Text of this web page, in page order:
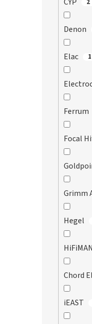
2
Denon
Elac 1
Ferrum
Focal
Grimm
Hegel
HiFiMAN
Chord
iEAST